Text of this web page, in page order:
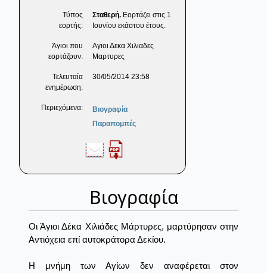
Τύπος
εορτής:
Σταθερή. Εορτάζει στις 1
Ιουνίου εκάστου έτους.
Άγιοι που
εορτάζουν:
Αγιοι Δεκα Χιλιαδες
Μαρτυρες
Τελευταία
ενημέρωση:
30/05/2014 23:58
Περιεχόμενα:
Βιογραφία
Παραπομπές
Βιογραφία
Οι Άγιοι Δέκα Χιλιάδες Μάρτυρες, μαρτύρησαν στην
Αντιόχεια επί αυτοκράτορα Δεκίου.
Η μνήμη των Αγίων δεν αναφέρεται στον